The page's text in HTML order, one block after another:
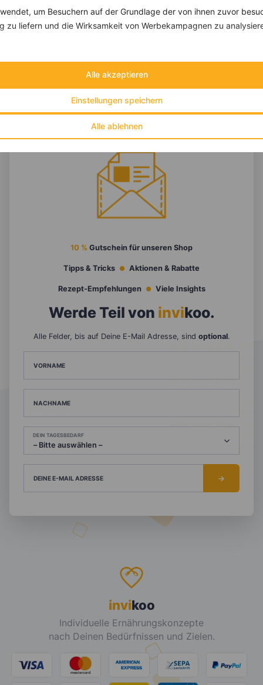
um Besuchern auf der Grundlage der von ihnen zuvor
zu liefern und die Wirksamkeit von Werbekampagnen zu
Alle ablehnen
Einstellungen speichern
Alle akzeptieren
Eiweiß:26 g
Kohlehydrate:
54 g
10 % Gutschein für unseren Shop
Tipps & Tricks Aktionen & Rabatte
Rezept-Empfehlungen Viele Insights
Werde Teil von invikoo.
Alle Felder, bis auf Deine E-Mail Adresse, sind optional.
VORNAME
NACHNAME
DEIN TAGESBEDARF
DEINE E-MAIL ADRESSE
invikoo
Individuelle Ernährungskonzepte
nach Deinen Bedürfnissen und Zielen.